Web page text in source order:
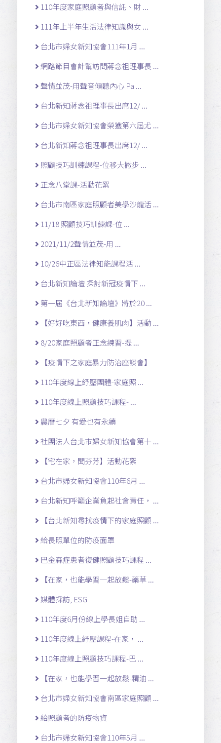
110年度家庭照顧者與信託、財 ...
111年上半年生活法律知識與女 ...
台北市婦女新知協會111年1月 ...
網路節目會計幫訪問蔣念祖理事長 ...
聲情並茂-用聲音傾聽內心 Pa ...
台北新知蔣念祖理事長出席12/ ...
台北市婦女新知協會榮獲第六屆尤 ...
台北新知蔣念祖理事長出席12/ ...
照顧技巧訓練課程-位移大撇步 ...
正念八堂課-活動花絮
台北市南區家庭照顧者美學沙龍活 ...
11/18 照顧技巧訓練課-位 ...
2021/11/2聲情並茂-用 ...
10/26中正區法律知能課程活 ...
台北新知論壇 探討新冠疫情下 ...
第一屆《台北新知論壇》將於20 ...
【好好吃東西，健康養肌肉】活動 ...
8/20家庭照顧者正念練習-提 ...
【疫情下之家庭暴力防治座談會】
110年度線上紓壓團體-家庭照 ...
110年度線上照顧技巧課程- ...
農曆七夕 有愛也有永續
社團法人台北市婦女新知協會第十 ...
【宅在家，聞芬芳】活動花絮
台北市婦女新知協會110年6月 ...
台北新知呼籲企業負起社會責任， ...
【台北新知尋找疫情下的家庭照顧 ...
給長照單位的防疫面罩
巴金森症患者復健照顧技巧課程 ...
【在家，也能學習一起放鬆-藥草 ...
媒體採訪, ESG
110年度6月份線上學長姐自助 ...
110年度線上紓壓課程-在家， ...
110年度線上照顧技巧課程-巴 ...
【在家，也能學習一起放鬆-精油 ...
台北市婦女新知協會南區家庭照顧 ...
給照顧者的防疫物資
台北市婦女新知協會110年5月 ...